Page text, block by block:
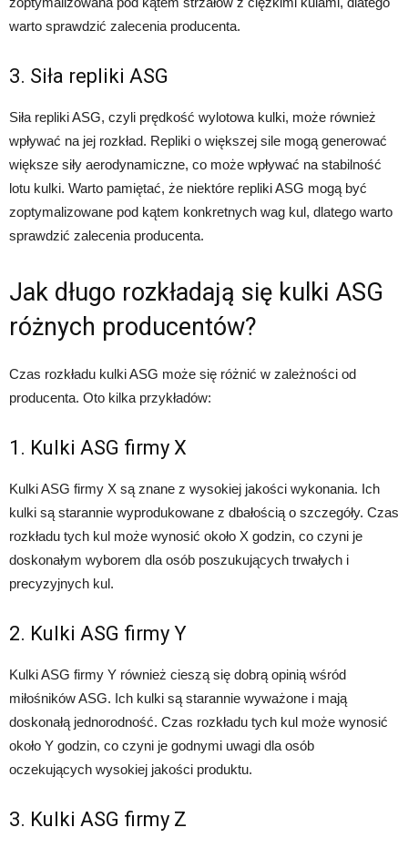
warto sprawdzić zalecenia producenta.
3. Siła repliki ASG
Siła repliki ASG, czyli prędkość wylotowa kulki, może również
wpływać na jej rozkład. Repliki o większej sile mogą generować
większe siły aerodynamiczne, co może wpływać na stabilność
lotu kulki. Warto pamiętać, że niektóre repliki ASG mogą być
zoptymalizowane pod kątem konkretnych wag kul, dlatego warto
sprawdzić zalecenia producenta.
Jak długo rozkładają się kulki ASG
różnych producentów?
Czas rozkładu kulki ASG może się różnić w zależności od
producenta. Oto kilka przykładów:
1. Kulki ASG firmy X
Kulki ASG firmy X są znane z wysokiej jakości wykonania. Ich
kulki są starannie wyprodukowane z dbałością o szczegóły. Czas
rozkładu tych kul może wynosić około X godzin, co czyni je
doskonałym wyborem dla osób poszukujących trwałych i
precyzyjnych kul.
2. Kulki ASG firmy Y
Kulki ASG firmy Y również cieszą się dobrą opinią wśród
miłośników ASG. Ich kulki są starannie wyważone i mają
doskonałą jednorodność. Czas rozkładu tych kul może wynosić
około Y godzin, co czyni je godnymi uwagi dla osób
oczekujących wysokiej jakości produktu.
3. Kulki ASG firmy Z